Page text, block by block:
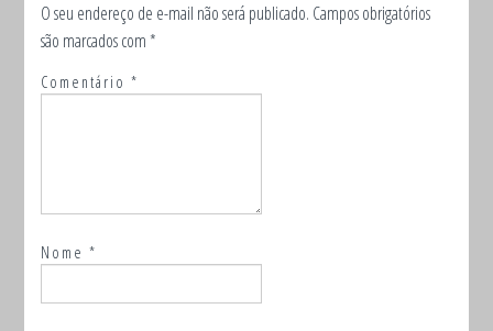
O seu endereço de e-mail não será publicado. Campos obrigatórios
são marcados com *
Comentário*
Nome*